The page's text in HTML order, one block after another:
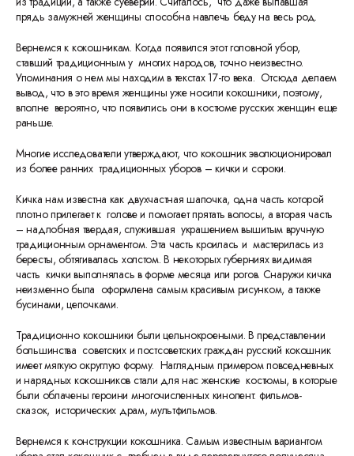
прядь замужней женщины способна навлечь беду на весь род.
Вернемся к кокошникам. Когда появился этот головной убор,
ставший традиционным у многих народов, точно неизвестно.
Упоминания о нем мы находим в текстах 17-го века. Отсюда делаем
вывод, что в это время женщины уже носили кокошники, поэтому,
вполне вероятно, что появились они в костюме русских женщин еще
раньше.
Многие исследователи утверждают, что кокошник эволюционировал
из более ранних традиционных уборов – кички и сороки.
Кичка нам известна как двухчастная шапочка, одна часть которой
плотно прилегает к голове и помогает прятать волосы, а вторая часть
– надлобная твердая, служившая украшением вышитым вручную
традиционным орнаментом. Эта часть кроилась и мастерилась из
бересты, обтягивалась холстом. В некоторых губерниях видимая
часть кички выполнялась в форме месяца или рогов. Снаружи кичка
неизменно была оформлена самым красивым рисунком, а также
бусинами, цепочками.
Традиционно кокошники были цельнокроеными. В представлении
большинства советских и постсоветских граждан русский кокошник
имеет мягкую округлую форму. Наглядным примером повседневных
и нарядных кокошников стали для нас женские костюмы, в которые
были облачены героини многочисленных кинолент: фильмов-
сказок, исторических драм, мультфильмов.
Вернемся к конструкции кокошника. Самым известным вариантом